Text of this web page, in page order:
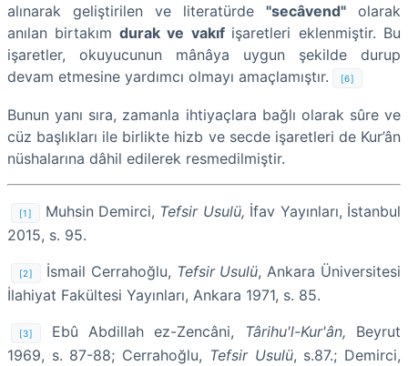
alınarak geliştirilen ve literatürde "secâvend" olarak
anılan birtakım durak ve vakıf işaretleri eklenmiştir. Bu
işaretler, okuyucunun mânâya uygun şekilde durup
devam etmesine yardımcı olmayı amaçlamıştır.
[6]
Bunun yanı sıra, zamanla ihtiyaçlara bağlı olarak sûre ve
cüz başlıkları ile birlikte hizb ve secde işaretleri de Kur’ân
nüshalarına dâhil edilerek resmedilmiştir.
[1] Muhsin Demirci, Tefsir Usulü, İfav Yayınları, İstanbul
2015, s. 95.
[2] İsmail Cerrahoğlu, Tefsir Usulü, Ankara Üniversitesi
İlahiyat Fakültesi Yayınları, Ankara 1971, s. 85.
[3] Ebû Abdillah ez-Zencâni, Târihu'l-Kur'ân, Beyrut
1969, s. 87-88; Cerrahoğlu, Tefsir Usulü, s.87.; Demirci,